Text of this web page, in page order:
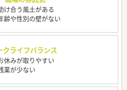
け合う風土がある
齢や性別の壁がない
クライフバランス
休みが取りやすい
業が少ない